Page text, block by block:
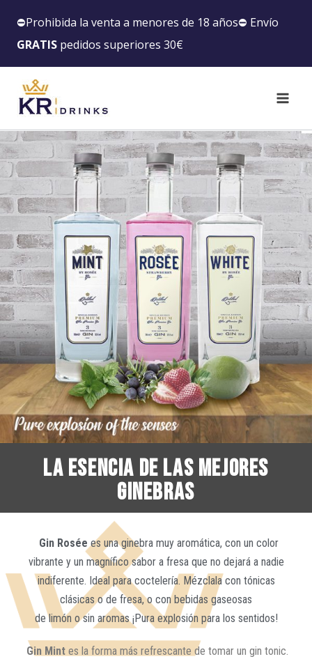
⛔️Prohibida la venta a menores de 18 años⛔️ Envío
GRATIS pedidos superiores 30€
LA ESENCIA DE LAS MEJORES
GINEBRAS
Gin Rosée es una ginebra muy aromática, con un color
vibrante y un magnífico sabor a fresa que no dejará a nadie
indiferente. Ideal para coctelería. Mézclala con tónicas
clásicas o de fresa, o con bebidas gaseosas
de limón o sin aromas ¡Pura explosión para los sentidos!
Gin Mint es la forma más refrescante de tomar un gin tonic.